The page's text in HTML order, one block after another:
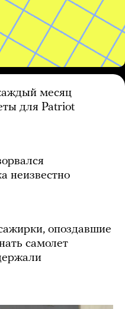
месяц
для Patriot
неизвестно
опоздавшие
самолет